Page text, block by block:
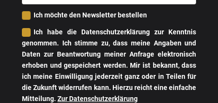
Ich möchte den Newsletter bestellen
Ich habe die Datenschutzerklärung zur Kenntnis
genommen. Ich stimme zu, dass meine Angaben und
Daten zur Beantwortung meiner Anfrage elektronisch
erhoben und gespeichert werden. Mir ist bekannt, dass
ich meine Einwilligung jederzeit ganz oder in Teilen für
die Zukunft widerrufen kann. Hierzu reicht eine einfache
Mitteilung.Zur Datenschutzerklärung